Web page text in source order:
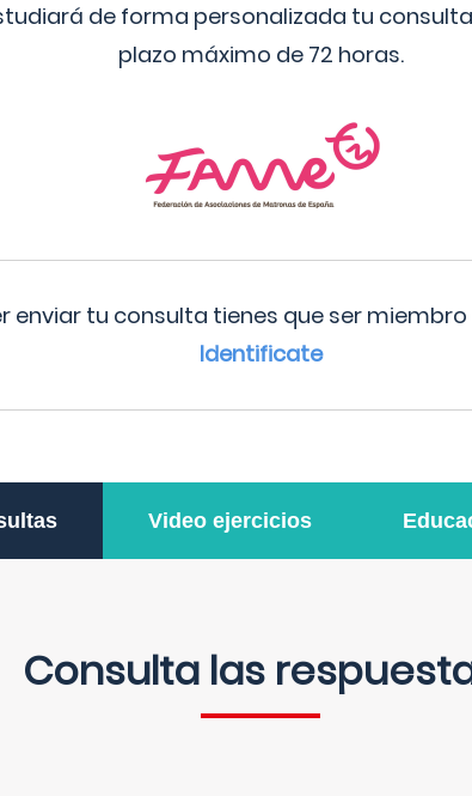
de forma personalizada tu
plazo máximo de 72 horas.
enviar tu consulta tienes que ser miembro
Identificate
Video ejercicios
Consulta las